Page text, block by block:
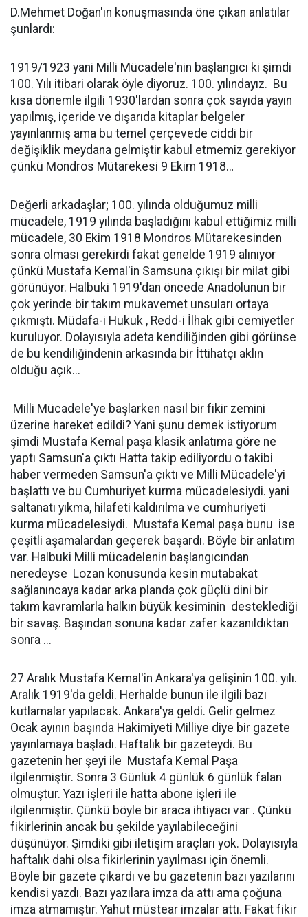
D.Mehmet Doğan'ın konuşmasında öne çıkan anlatılar
şunlardı:
1919/1923 yani Milli Mücadele'nin başlangıcı ki şimdi
100. Yılı itibari olarak öyle diyoruz. 100. yılındayız. Bu
kısa dönemle ilgili 1930'lardan sonra çok sayıda yayın
yapılmış, içeride ve dışarıda kitaplar belgeler
yayınlanmış ama bu temel çerçevede ciddi bir
değişiklik meydana gelmiştir kabul etmemiz gerekiyor
çünkü Mondros Mütarekesi 9 Ekim 1918…
Değerli arkadaşlar; 100. yılında olduğumuz milli
mücadele, 1919 yılında başladığını kabul ettiğimiz milli
mücadele, 30 Ekim 1918 Mondros Mütarekesinden
sonra olması gerekirdi fakat genelde 1919 alınıyor
çünkü Mustafa Kemal'in Samsuna çıkışı bir milat gibi
görünüyor. Halbuki 1919'dan öncede Anadolunun bir
çok yerinde bir takım mukavemet unsuları ortaya
çıkmıştı. Müdafa-i Hukuk , Redd-i İlhak gibi cemiyetler
kuruluyor. Dolayısıyla adeta kendiliğinden gibi görünse
de bu kendiliğindenin arkasında bir İttihatçı aklın
olduğu açık...
Milli Mücadele'ye başlarken nasıl bir fikir zemini
üzerine hareket edildi? Yani şunu demek istiyorum
şimdi Mustafa Kemal paşa klasik anlatıma göre ne
yaptı Samsun'a çıktı Hatta takip ediliyordu o takibi
haber vermeden Samsun'a çıktı ve Milli Mücadele'yi
başlattı ve bu Cumhuriyet kurma mücadelesiydi. yani
saltanatı yıkma, hilafeti kaldırılma ve cumhuriyeti
kurma mücadelesiydi. Mustafa Kemal paşa bunu ise
çeşitli aşamalardan geçerek başardı. Böyle bir anlatım
var. Halbuki Milli mücadelenin başlangıcından
neredeyse Lozan konusunda kesin mutabakat
sağlanıncaya kadar arka planda çok güçlü dini bir
takım kavramlarla halkın büyük kesiminin desteklediği
bir savaş. Başından sonuna kadar zafer kazanıldıktan
sonra ...
27 Aralık Mustafa Kemal'in Ankara'ya gelişinin 100. yılı.
Aralık 1919'da geldi. Herhalde bunun ile ilgili bazı
kutlamalar yapılacak. Ankara'ya geldi. Gelir gelmez
Ocak ayının başında Hakimiyeti Milliye diye bir gazete
yayınlamaya başladı. Haftalık bir gazeteydi. Bu
gazetenin her şeyi ile Mustafa Kemal Paşa
ilgilenmiştir. Sonra 3 Günlük 4 günlük 6 günlük falan
olmuştur. Yazı işleri ile hatta abone işleri ile
ilgilenmiştir. Çünkü böyle bir araca ihtiyacı var . Çünkü
fikirlerinin ancak bu şekilde yayılabileceğini
düşünüyor. Şimdiki gibi iletişim araçları yok. Dolayısıyla
haftalık dahi olsa fikirlerinin yayılması için önemli.
Böyle bir gazete çıkardı ve bu gazetenin bazı yazılarını
kendisi yazdı. Bazı yazılara imza da attı ama çoğuna
imza atmamıştır. Yahut müstear imzalar attı. Fakat fikir